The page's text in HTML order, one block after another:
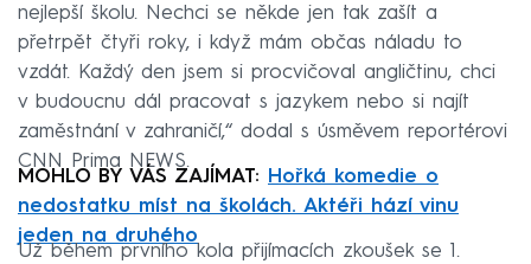
nejlepší školu. Nechci se někde jen tak zašít a
přetrpět čtyři roky, i když mám občas náladu to
vzdát. Každý den jsem si procvičoval angličtinu, chci
v budoucnu dál pracovat s jazykem nebo si najít
zaměstnání v zahraničí,“ dodal s úsměvem reportérovi
CNN Prima NEWS.
MOHLO BY VÁS ZAJÍMAT: Hořká komedie o
nedostatku míst na školách. Aktéři hází vinu
jeden na druhého
Už během prvního kola přijímacích zkoušek se 1.